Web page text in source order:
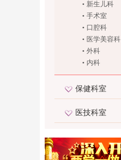
• 新生儿科
• 手术室
• 口腔科
• 医学美容科
• 外科
• 内科
保健科室
医技科室